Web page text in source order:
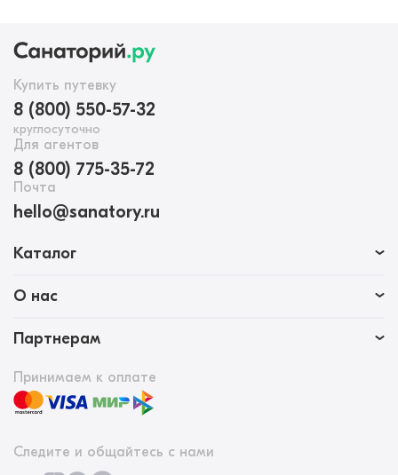
Купить путевку
8 (800) 550-57-32
круглосуточно
Для агентов
8 (800) 775-35-72
Почта
hello@sanatory.ru
Каталог
О нас
Партнерам
Принимаем к оплате
Следите и общайтесь с нами